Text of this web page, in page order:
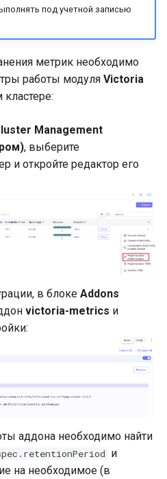
под учетной записью
метрик необходимо
работы модуля Victoria
Management
, выберите
и откройте редактор его
в блоке Addons
victoria-metrics и
аддона необходимо найти
и
на необходимое (в